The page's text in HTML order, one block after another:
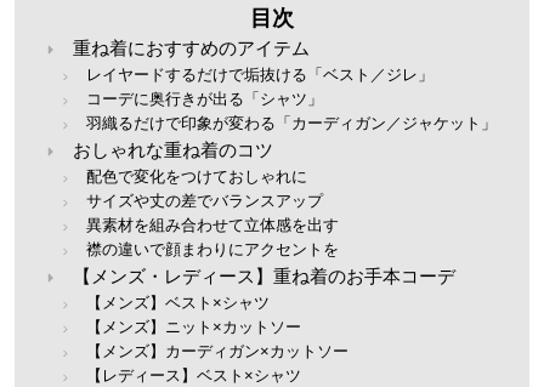
目次
重ね着におすすめのアイテム
レイヤードするだけで垢抜ける「ベスト／ジレ」
コーデに奥行きが出る「シャツ」
羽織るだけで印象が変わる「カーディガン／ジャケット」
おしゃれな重ね着のコツ
配色で変化をつけておしゃれに
サイズや丈の差でバランスアップ
異素材を組み合わせて立体感を出す
襟の違いで顔まわりにアクセントを
【メンズ・レディース】重ね着のお手本コーデ
【メンズ】ベスト×シャツ
【メンズ】ニット×カットソー
【メンズ】カーディガン×カットソー
【レディース】ベスト×シャツ